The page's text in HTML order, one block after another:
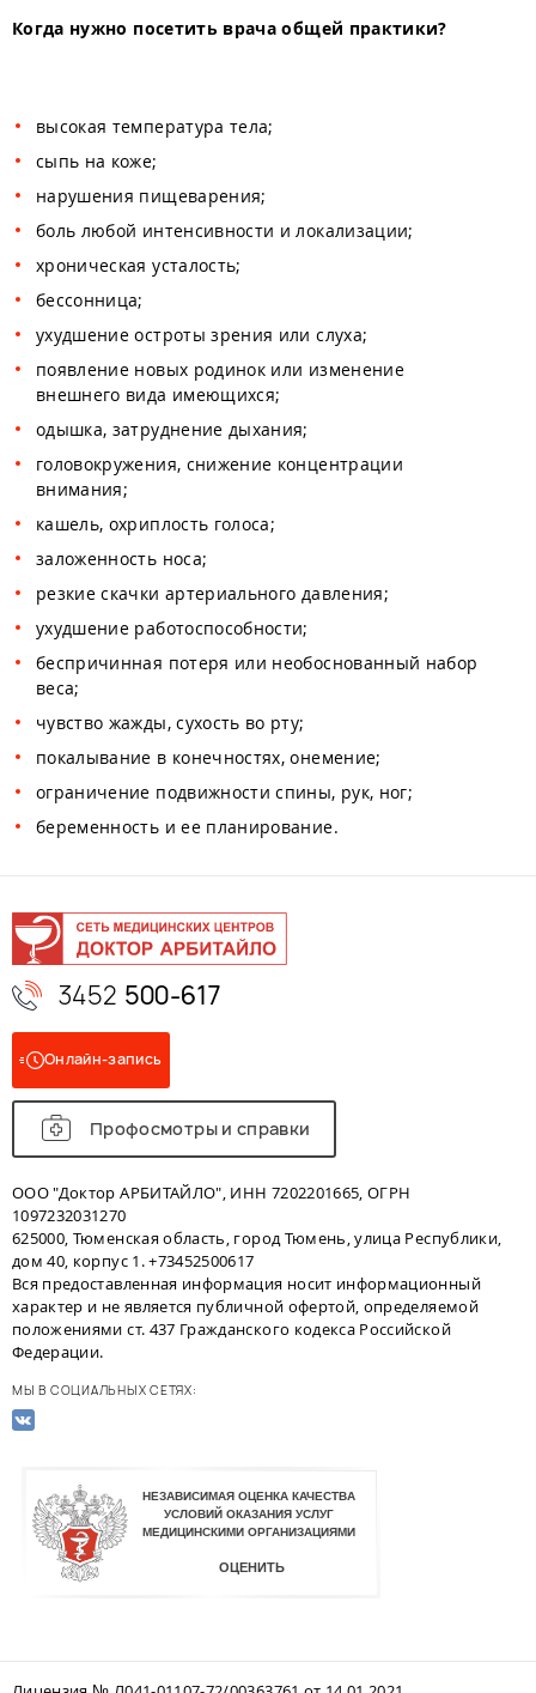
Когда нужно посетить врача общей практики?
высокая температура тела;
сыпь на коже;
нарушения пищеварения;
боль любой интенсивности и локализации;
хроническая усталость;
бессонница;
ухудшение остроты зрения или слуха;
появление новых родинок или изменение
внешнего вида имеющихся;
одышка, затруднение дыхания;
головокружения, снижение концентрации
внимания;
кашель, охриплость голоса;
заложенность носа;
резкие скачки артериального давления;
ухудшение работоспособности;
беспричинная потеря или необоснованный набор
веса;
чувство жажды, сухость во рту;
покалывание в конечностях, онемение;
ограничение подвижности спины, рук, ног;
беременность и ее планирование.
3452 500-617
Онлайн-запись
Профосмотры и справки
ООО "Доктор АРБИТАЙЛО", ИНН 7202201665, ОГРН
1097232031270
625000, Тюменская область, город Тюмень, улица Республики,
дом 40, корпус 1. +73452500617
Вся предоставленная информация носит информационный
характер и не является публичной офертой, определяемой
положениями ст. 437 Гражданского кодекса Российской
Федерации.
МЫ В СОЦИАЛЬНЫХ СЕТЯХ: